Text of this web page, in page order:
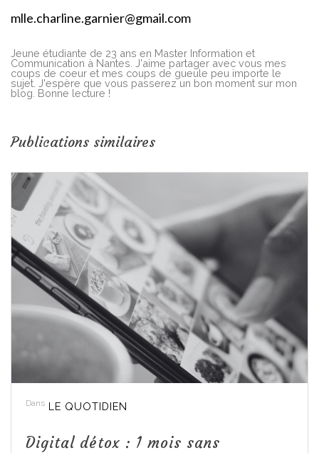
mlle.charline.garnier@gmail.com
Jeune étudiante de 23 ans en Master Information et
Communication à Nantes. J'aime partager avec vous mes
coups de coeur et mes coups de gueule peu importe le
sujet. J'espère que vous passerez un bon moment sur mon
blog. Bonne lecture !
Publications similaires
Dans LE QUOTIDIEN
Digital détox : 1 mois sans